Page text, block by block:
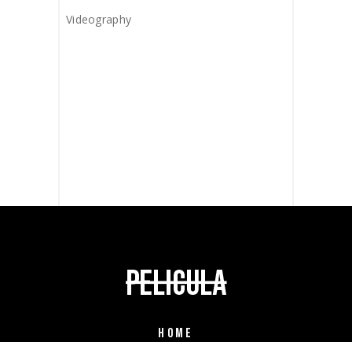
Videography
HOME